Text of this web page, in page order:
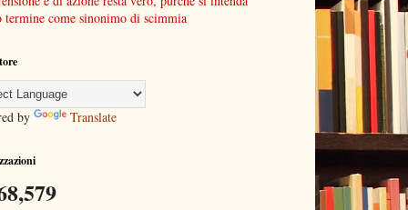
termine come sinonimo di scimmia
by Translate